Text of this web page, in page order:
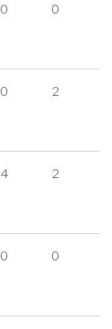
0 0
0 2
4 2
0 0